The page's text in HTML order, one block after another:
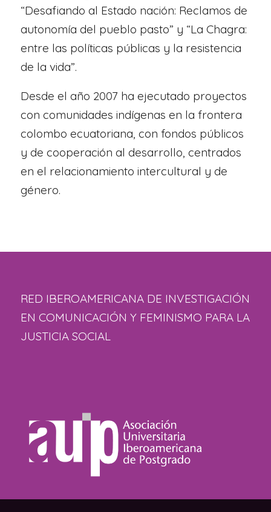
“Desafiando al Estado nación: Reclamos de
autonomía del pueblo pasto” y “La Chagra:
entre las políticas públicas y la resistencia
de la vida”.
Desde el año 2007 ha ejecutado proyectos
con comunidades indígenas en la frontera
colombo ecuatoriana, con fondos públicos
y de cooperación al desarrollo, centrados
en el relacionamiento intercultural y de
género.
RED IBEROAMERICANA DE INVESTIGACIÓN
EN COMUNICACIÓN Y FEMINISMO PARA LA
JUSTICIA SOCIAL